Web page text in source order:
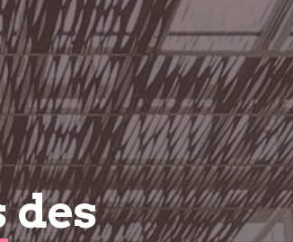
des